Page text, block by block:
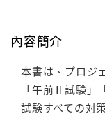
內容簡介
本書は、プロジ
「午前Ⅱ試験」
試験すべての対